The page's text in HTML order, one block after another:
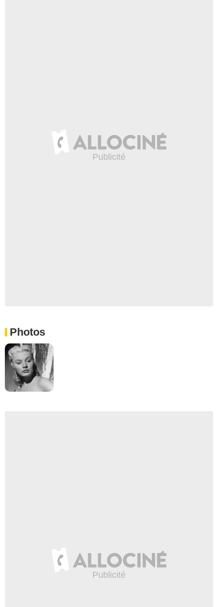
Photos